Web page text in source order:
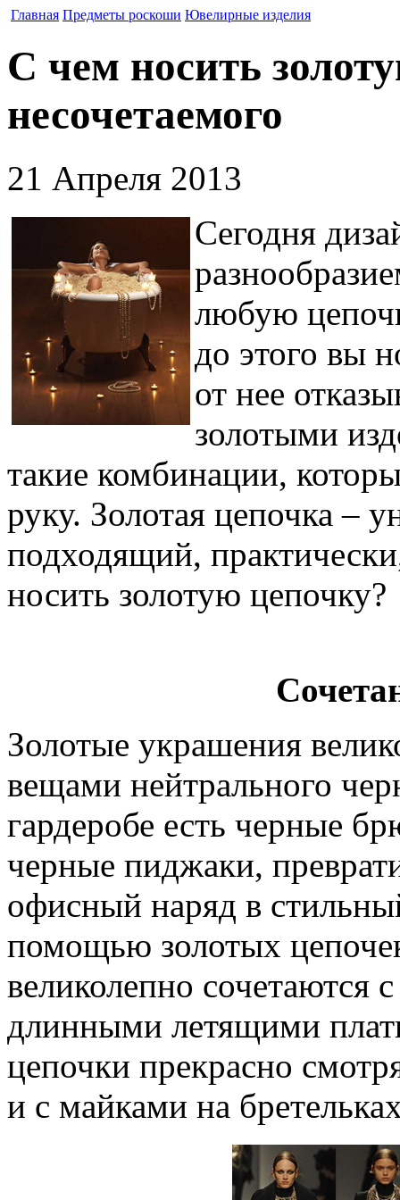
Главная Предметы роскоши Ювелирные изделия
С чем носить
несочетаемого
21 Апреля 2013
Сегодня
любую
до этого вы
от нее
золотыми
такие комбинации,
руку. Золотая цепочка –
подходящий,
носить золотую цепочку?
Золотые украшения
вещами нейтрального
гардеробе есть черные
черные пиджаки,
офисный наряд в
помощью золотых
великолепно
длинными летящими
цепочки прекрасно
и с майками на